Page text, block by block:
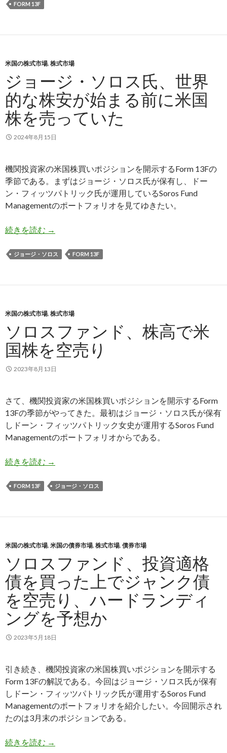
FORM 13F
米国の株式市場, 株式市場
ジョージ・ソロス氏、世界
的な株安が始まる前に米国
株を売っていた
2024年8月15日
機関投資家の米国株買いポジションを開示するForm 13Fの
季節である。まずはジョージ・ソロス氏が保有し、ドー
ン・フィッツパトリック氏が運用しているSoros Fund
Managementのポートフォリオを見てゆきたい。
続きを読む ジョージ・ソロス氏、世界的な株安が始まる前
→
ジョージ・ソロス FORM 13F
米国の株式市場, 株式市場
ソロスファンド、株高で米
国株を空売り
2023年8月13日
さて、機関投資家の米国株買いポジションを開示するForm
13Fの季節がやってきた。最初はジョージ・ソロス氏が保有
しドーン・フィッツパトリック女史が運用するSoros Fund
Managementのポートフォリオからである。
続きを読む ソロスファンド、株高で米国株を空売り
→
FORM 13F ジョージ・ソロス
米国の株式市場, 米国の債券市場, 株式市場, 債券市場
ソロスファンド、投資適格
債を買った上でジャンク債
を空売り、ハードランディ
ングを予想か
2023年5月18日
引き続き、機関投資家の米国株買いポジションを開示する
Form 13Fの解説である。今回はジョージ・ソロス氏が保有
しドーン・フィッツパトリック氏が運用するSoros Fund
Managementのポートフォリオを紹介したい。今回開示され
たのは3月末のポジションである。
続きを読む ソロスファンド、投資適格債を買った上でジャ
→